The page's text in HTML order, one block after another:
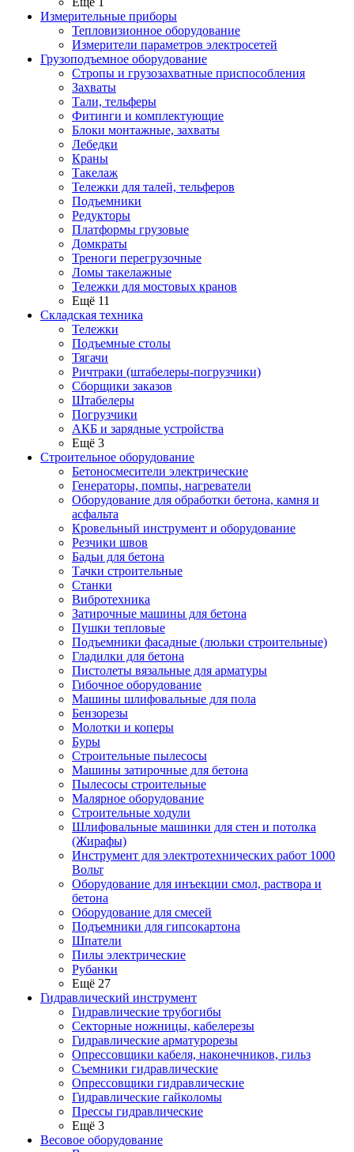
Измерительные приборы
Тепловизионное оборудование
Измерители параметров электросетей
Грузоподъемное оборудование
Стропы и грузозахватные приспособления
Захваты
Тали, тельферы
Фитинги и комплектующие
Блоки монтажные, захваты
Лебедки
Краны
Такелаж
Тележки для талей, тельферов
Подъемники
Редукторы
Платформы грузовые
Домкраты
Треноги перегрузочные
Ломы такелажные
Тележки для мостовых кранов
Ещё 11
Складская техника
Тележки
Подъемные столы
Тягачи
Ричтраки (штабелеры-погрузчики)
Сборщики заказов
Штабелеры
Погрузчики
АКБ и зарядные устройства
Ещё 3
Строительное оборудование
Бетоносмесители электрические
Генераторы, помпы, нагреватели
Оборудование для обработки бетона, камня и
асфальта
Кровельный инструмент и оборудование
Резчики швов
Бадьи для бетона
Тачки строительные
Станки
Вибротехника
Затирочные машины для бетона
Пушки тепловые
Подъемники фасадные (люльки строительные)
Гладилки для бетона
Пистолеты вязальные для арматуры
Гибочное оборудование
Машины шлифовальные для пола
Бензорезы
Молотки и коперы
Буры
Строительные пылесосы
Машины затирочные для бетона
Пылесосы строительные
Малярное оборудование
Строительные ходули
Шлифовальные машинки для стен и потолка
(Жирафы)
Инструмент для электротехнических работ 1000
Вольт
Оборудование для инъекции смол, раствора и
бетона
Оборудование для смесей
Подъемники для гипсокартона
Шпатели
Пилы электрические
Рубанки
Ещё 27
Гидравлический инструмент
Гидравлические трубогибы
Секторные ножницы, кабелерезы
Гидравлические арматурорезы
Опрессовщики кабеля, наконечников, гильз
Съемники гидравлические
Опрессовщики гидравлические
Гидравлические гайколомы
Прессы гидравлические
Ещё 3
Весовое оборудование